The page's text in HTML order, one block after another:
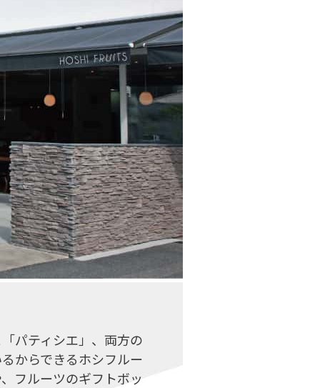
パティシエ」、両方の
からできるホシフルー
フルーツのギフトボッ